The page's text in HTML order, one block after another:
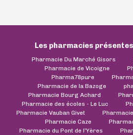
Les pharmacies
Pharmacie Du Marché Gisors
Pharmacie de Vicoigne
Pharma78pure
Pharmacie de la Bazoge
Pharmacie Bourg Achard
Pharmacie des écoles - Le Luc
Pharmacie Vauban Givet
Pharmacie Caze
Pharmacie du Pont de l'Yères